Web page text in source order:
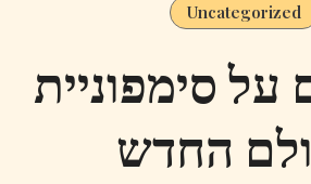
Uncategorized
סימפוניית
החדש